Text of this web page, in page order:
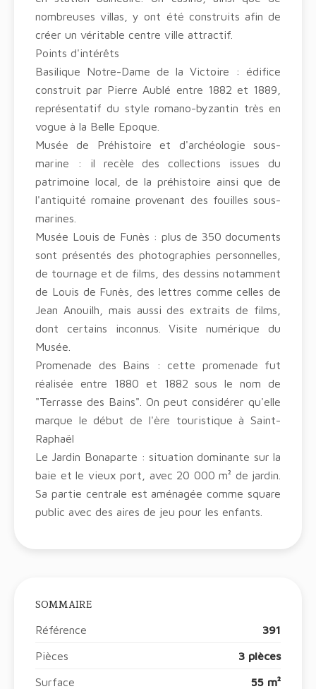
nombreuses villas, y ont été construits afin de
créer un véritable centre ville attractif.
Points d'intérêts
Basilique Notre-Dame de la Victoire : édifice
construit par Pierre Aublé entre 1882 et 1889,
représentatif du style romano-byzantin très en
vogue à la Belle Epoque.
Musée de Préhistoire et d'archéologie sous-
marine : il recèle des collections issues du
patrimoine local, de la préhistoire ainsi que de
l'antiquité romaine provenant des fouilles sous-
marines.
Musée Louis de Funès : plus de 350 documents
sont présentés des photographies personnelles,
de tournage et de films, des dessins notamment
de Louis de Funès, des lettres comme celles de
Jean Anouilh, mais aussi des extraits de films,
dont certains inconnus. Visite numérique du
Musée.
Promenade des Bains : cette promenade fut
réalisée entre 1880 et 1882 sous le nom de
"Terrasse des Bains". On peut considérer qu'elle
marque le début de l'ère touristique à Saint-
Raphaël
Le Jardin Bonaparte : situation dominante sur la
baie et le vieux port, avec 20 000 m² de jardin.
Sa partie centrale est aménagée comme square
public avec des aires de jeu pour les enfants.
SOMMAIRE
Référence 391
Pièces 3 pièces
Surface 55 m²